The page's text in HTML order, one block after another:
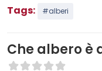
Tags:
#alberi
Che albero è